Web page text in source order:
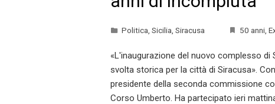
Politica Sicilia Siracusa 50 anni
«L'inaugurazione del nuovo complesso
svolta storica per la città di Siracusa».
presidente della seconda commissione
Corso Umberto. Ha partecipato ieri